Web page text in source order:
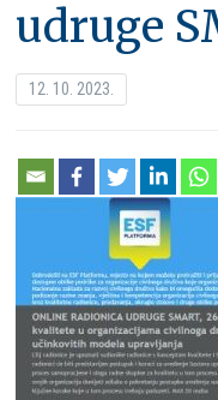
udruge
12. 10. 2023.